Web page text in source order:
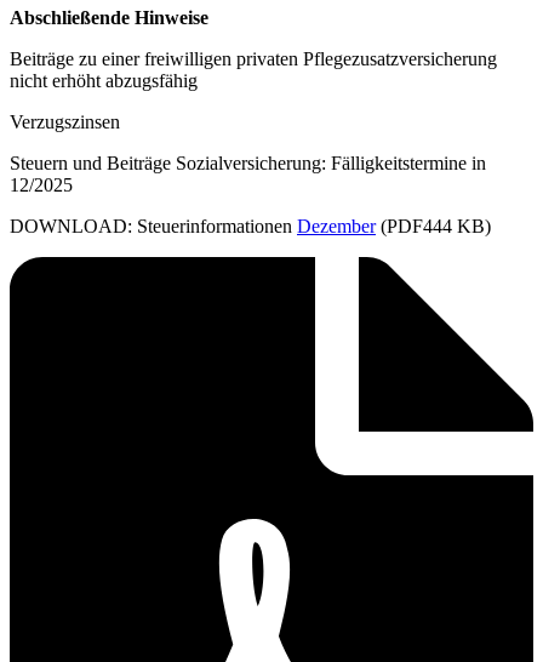
Abschließende Hinweise
Beiträge zu einer freiwilligen privaten Pflegezusatzversicherung
nicht erhöht abzugsfähig
Verzugszinsen
Steuern und Beiträge Sozialversicherung: Fälligkeitstermine in
12/2025
DOWNLOAD: Steuerinformationen Dezember(PDF444 KB)